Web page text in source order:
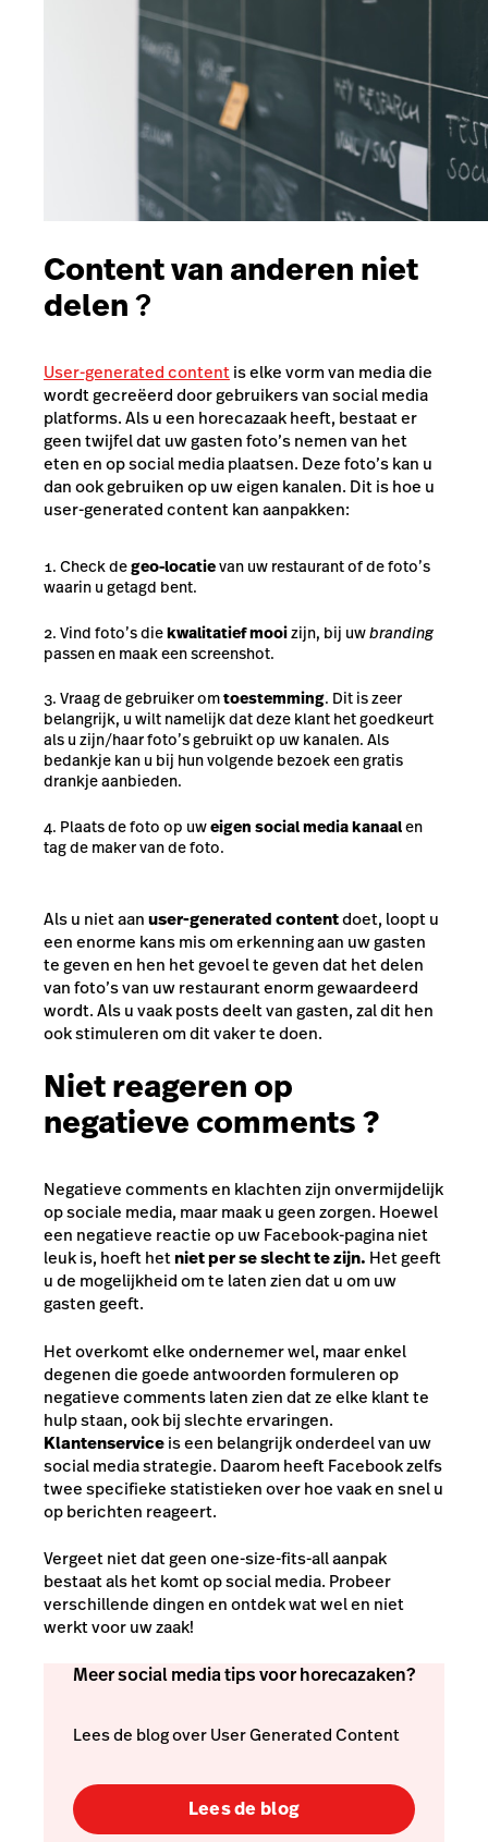
Content van anderen niet
delen?
User-generated contentis elke vorm van media die
wordt gecreëerd door gebruikers van social media
platforms. Als u een horecazaak heeft, bestaat er
geen twijfel dat uw gasten foto’s nemen van het
eten en op social media plaatsen. Deze foto’s kan u
dan ook gebruiken op uw eigen kanalen. Dit is hoe u
user-generated content kan aanpakken:
Check degeo-locatievan uw restaurant of de foto’s
waarin u getagd bent.
Vind foto’s diekwalitatief mooizijn, bij uwbranding
passen en maak een screenshot.
Vraag de gebruiker omtoestemming. Dit is zeer
belangrijk, u wilt namelijk dat deze klant het goedkeurt
als u zijn/haar foto’s gebruikt op uw kanalen. Als
bedankje kan u bij hun volgende bezoek een gratis
drankje aanbieden.
Plaats de foto op uweigen social media kanaalen
tag de maker van de foto.
Als u niet aanuser-generated contentdoet, loopt u
een enorme kans mis om erkenning aan uw gasten
te geven en hen het gevoel te geven dat het delen
van foto’s van uw restaurant enorm gewaardeerd
wordt. Als u vaak posts deelt van gasten, zal dit hen
ook stimuleren om dit vaker te doen.
Niet reageren op
negatieve comments ?
Negatieve comments en klachten zijn onvermijdelijk
op sociale media, maar maak u geen zorgen. Hoewel
een negatieve reactie op uw Facebook-pagina niet
leuk is, hoeft hetniet per se slecht te zijn. Het geeft
u de mogelijkheid om te laten zien dat u om uw
gasten geeft.
Het overkomt elke ondernemer wel, maar enkel
degenen die goede antwoorden formuleren op
negatieve comments laten zien dat ze elke klant te
hulp staan, ook bij slechte ervaringen.
Klantenserviceis een belangrijk onderdeel van uw
social media strategie. Daarom heeft Facebook zelfs
twee specifieke statistieken over hoe vaak en snel u
op berichten reageert.
Vergeet niet dat geenone-size-fits-allaanpak
bestaat als het komt op social media. Probeer
verschillende dingen en ontdek wat wel en niet
werkt voor uw zaak!
Meer social media tips voor horecazaken?
Lees de blog over User Generated Content
Lees de blog